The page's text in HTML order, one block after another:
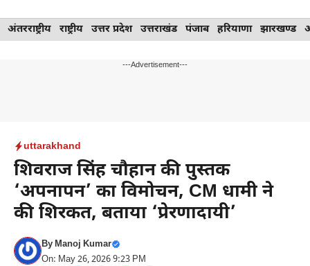
Skip
to
अंतरराष्ट्रीय राष्ट्रीय उत्तर प्रदेश उत्तराखंड पंजाब हरियाणा झारखण्ड
---Advertisement---
uttarakhand
शिवराज सिंह चौहान की पुस्तक
‘अपनापन’ का विमोचन, CM धामी ने
की शिरकत, बताया ‘प्रेरणादायी’
ByManoj Kumar
On: May 26, 2026 9:23 PM